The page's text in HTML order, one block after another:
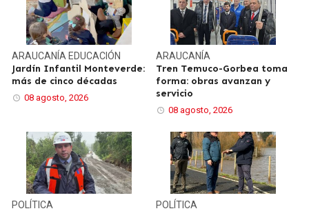
ARAUCANÍA EDUCACIÓN
Jardín Infantil Monteverde:
más de cinco décadas
08 agosto, 2026
ARAUCANÍA
Tren Temuco-Gorbea toma
forma: obras avanzan y
servicio
08 agosto, 2026
POLÍTICA POLÍTICA